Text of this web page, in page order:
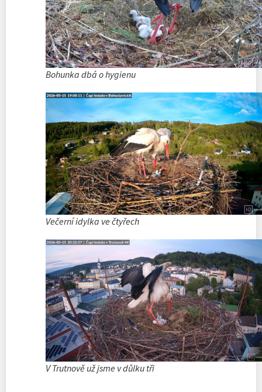
Bohunka dbá o hygienu
Večerní idylka ve čtyřech
V Trutnově už jsme v důlku tři